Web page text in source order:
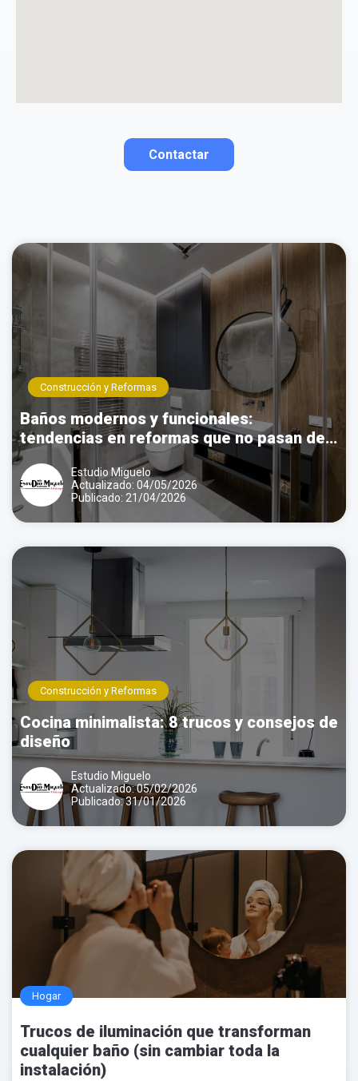
Contactar
Contactar por
Whatsapp
Construcción y Reformas
Baños modernos y funcionales:
tendencias en reformas que no pasan de
moda
Estudio Miguelo
Actualizado: 04/05/2026
Publicado: 21/04/2026
Construcción y Reformas
Cocina minimalista: 8 trucos y consejos de
diseño
Estudio Miguelo
Actualizado: 05/02/2026
Publicado: 31/01/2026
Hogar
Trucos de iluminación que transforman
cualquier baño (sin cambiar toda la
instalación)